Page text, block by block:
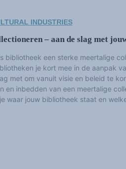
INDUSTRIES
– aan de slag met
bibliotheek een sterke meertalige
je kort mee in de aanpak
met om vanuit visie en beleid te
en inbedden van een meertalige
waar jouw bibliotheek staat en